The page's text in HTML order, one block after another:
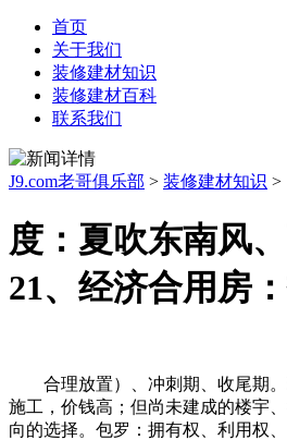
首页
关于我们
装修建材知识
装修建材百科
联系我们
J9.com老哥俱乐部 > 装修建材知识 >
度：夏吹东南风、
21、经济合用房
合理放置）、冲刺期、收尾期。
施工，价钱高；但尚未建成的楼宇
向的选择。包罗：拥有权、利用权